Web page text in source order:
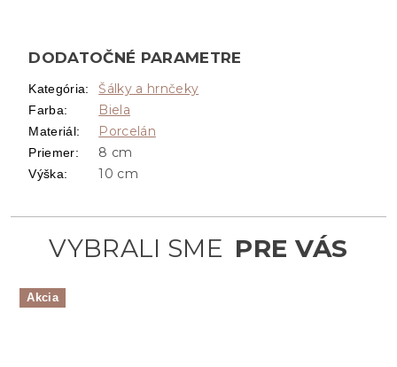
Akcia
DODATOČNÉ PARAMETRE
Kategória: Šálky a hrnčeky
Farba: Biela
Materiál: Porcelán
Priemer: 8 cm
Výška: 10 cm